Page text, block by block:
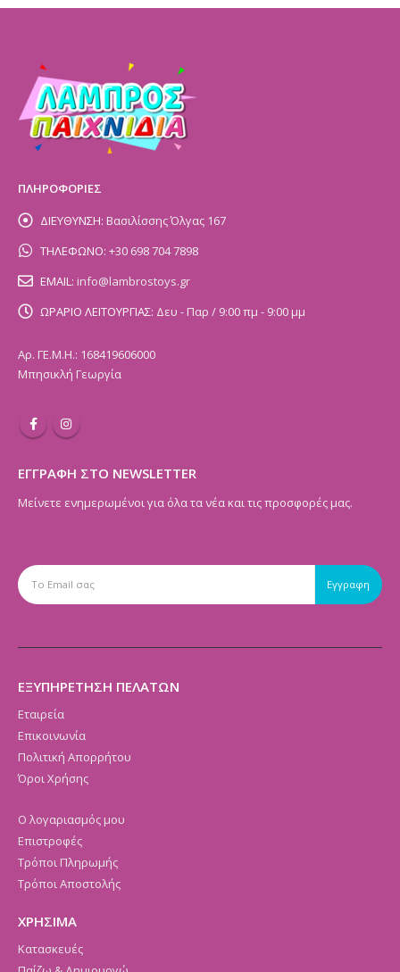
ΠΛΗΡΟΦΟΡΙΕΣ
ΔΙΕΥΘΥΝΣΗ: Βασιλίσσης Όλγας 167
ΤΗΛΕΦΩΝΟ: +30 698 704 7898
EMAIL: info@lambrostoys.gr
ΩΡΑΡΙΟ ΛΕΙΤΟΥΡΓΙΑΣ: Δευ - Παρ / 9:00 πμ - 9:00 μμ
Αρ. ΓΕ.Μ.Η.: 168419606000
Μπησικλή Γεωργία
ΕΓΓΡΑΦΗ ΣΤΟ NEWSLETTER
Μείνετε ενημερωμένοι για όλα τα νέα και τις προσφορές μας.
ΕΞΥΠΗΡΕΤΗΣΗ ΠΕΛΑΤΩΝ
Εταιρεία
Επικοινωνία
Πολιτική Απορρήτου
Όροι Χρήσης
Ο λογαριασμός μου
Επιστροφές
Τρόποι Πληρωμής
Τρόποι Αποστολής
ΧΡΗΣΙΜΑ
Κατασκευές